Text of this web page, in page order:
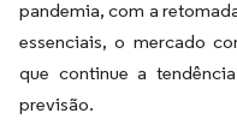
pandemia, com a
essenciais, o mercado
que continue a
previsão.